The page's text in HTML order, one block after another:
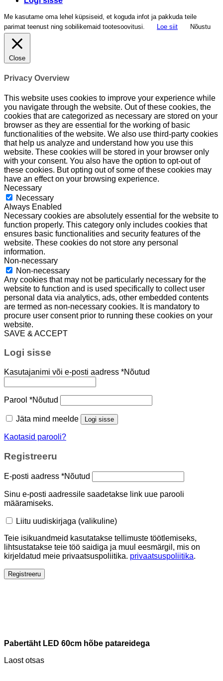
Me kasutame oma lehel küpsiseid, et koguda infot ja pakkuda teile
parimat teenust ning sobilikemaid tootesoovitusi.
Loe siit Nõustu
Close
Privacy Overview
This website uses cookies to improve your experience while
you navigate through the website. Out of these cookies, the
cookies that are categorized as necessary are stored on your
browser as they are essential for the working of basic
functionalities of the website. We also use third-party cookies
that help us analyze and understand how you use this
website. These cookies will be stored in your browser only
with your consent. You also have the option to opt-out of
these cookies. But opting out of some of these cookies may
have an effect on your browsing experience.
Necessary
Necessary
Always Enabled
Necessary cookies are absolutely essential for the website to
function properly. This category only includes cookies that
ensures basic functionalities and security features of the
website. These cookies do not store any personal
information.
Non-necessary
Non-necessary
Any cookies that may not be particularly necessary for the
website to function and is used specifically to collect user
personal data via analytics, ads, other embedded contents
are termed as non-necessary cookies. It is mandatory to
procure user consent prior to running these cookies on your
website.
SAVE & ACCEPT
Logi sisse
Kasutajanimi või e-posti aadress *Nõutud
Parool *Nõutud
Jäta mind meelde Logi sisse
Kaotasid parooli?
Registreeru
E-posti aadress *Nõutud
Sinu e-posti aadressile saadetakse link uue parooli
määramiseks.
Liitu uudiskirjaga (valikuline)
Teie isikuandmeid kasutatakse tellimuste töötlemiseks,
lihtsustatakse teie töö saidiga ja muul eesmärgil, mis on
kirjeldatud meie privaatsuspoliitika. privaatsuspoliitika.
Registreeru
Pabertäht LED 60cm hõbe patareidega
Laost otsas